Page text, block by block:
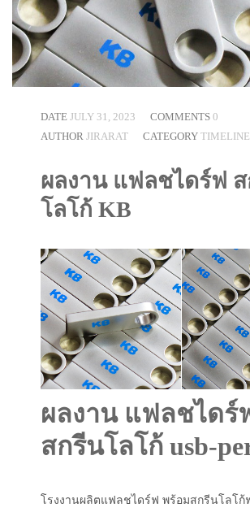
DATE JULY 31, 2023 COMMENTS 0
AUTHOR JIRARAT CATEGORY TIMELINE
ผลงาน แฟลชไดร์ฟ
โลโก้ KB
ผลงาน แฟลชไดร์
สกรีนโลโก้ usb-
โรงงานผลิตแฟลชไดร์ฟ พร้อมสกรีนโลโ